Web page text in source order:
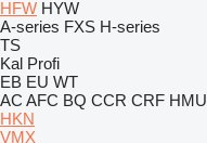
HFW HYW
A-series FXS H-series
TS
Kal Profi
EB EU WT
AC AFC BQ CCR CRF HMU
HKN
VMX